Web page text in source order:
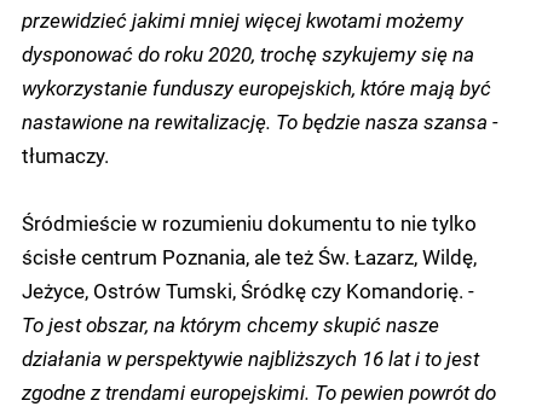
przewidzieć jakimi mniej więcej kwotami możemy
dysponować do roku 2020, trochę szykujemy się na
wykorzystanie funduszy europejskich, które mają być
nastawione na rewitalizację. To będzie nasza szansa -
tłumaczy.
Śródmieście w rozumieniu dokumentu to nie tylko
ścisłe centrum Poznania, ale też Św. Łazarz, Wildę,
Jeżyce, Ostrów Tumski, Śródkę czy Komandorię. -
To jest obszar, na którym chcemy skupić nasze
działania w perspektywie najbliższych 16 lat i to jest
zgodne z trendami europejskimi. To pewien powrót do